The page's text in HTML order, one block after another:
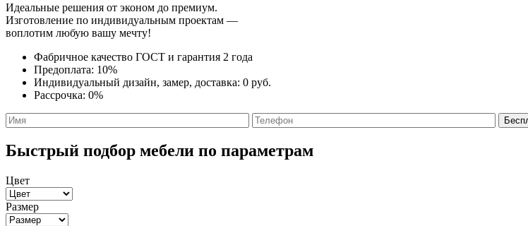
Идеальные решения от эконом до премиум.
Изготовление по индивидуальным проектам —
воплотим любую вашу мечту!
Фабричное качество ГОСТ и гарантия 2 года
Предоплата: 10%
Индивидуальный дизайн, замер, доставка: 0 руб.
Рассрочка: 0%
Быстрый подбор мебели по параметрам
Цвет
Размер